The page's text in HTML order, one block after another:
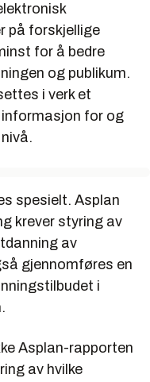
på forskjellige
for å bedre
og publikum.
i verk et
for og
spesielt. Asplan
krever styring av
av
gjennomføres en
i
Asplan-rapporten
av hvilke